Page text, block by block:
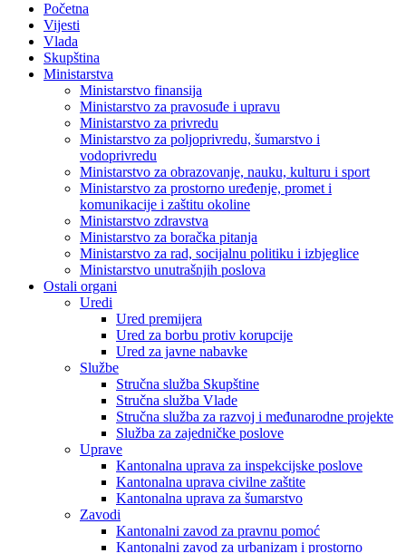
Početna
Vijesti
Vlada
Skupština
Ministarstva
Ministarstvo finansija
Ministarstvo za pravosuđe i upravu
Ministarstvo za privredu
Ministarstvo za poljoprivredu, šumarstvo i
vodoprivredu
Ministarstvo za obrazovanje, nauku, kulturu i sport
Ministarstvo za prostorno uređenje, promet i
komunikacije i zaštitu okoline
Ministarstvo zdravstva
Ministarstvo za boračka pitanja
Ministarstvo za rad, socijalnu politiku i izbjeglice
Ministarstvo unutrašnjih poslova
Ostali organi
Uredi
Ured premijera
Ured za borbu protiv korupcije
Ured za javne nabavke
Službe
Stručna služba Skupštine
Stručna služba Vlade
Stručna služba za razvoj i međunarodne projekte
Služba za zajedničke poslove
Uprave
Kantonalna uprava za inspekcijske poslove
Kantonalna uprava civilne zaštite
Kantonalna uprava za šumarstvo
Zavodi
Kantonalni zavod za pravnu pomoć
Kantonalni zavod za urbanizam i prostorno